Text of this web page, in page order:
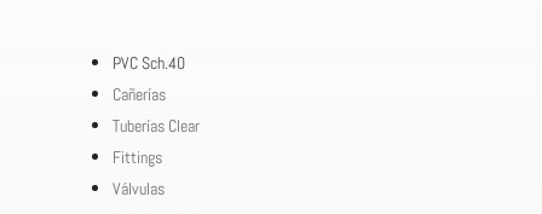
PVC Sch.40
Cañerías
Tuberías Clear
Fittings
Válvulas